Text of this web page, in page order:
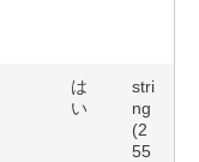
は
い
stri
ng
(2
55